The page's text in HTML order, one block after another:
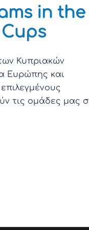
in the
Κυπριακών
Ευρώπης και
τις ομάδες μας